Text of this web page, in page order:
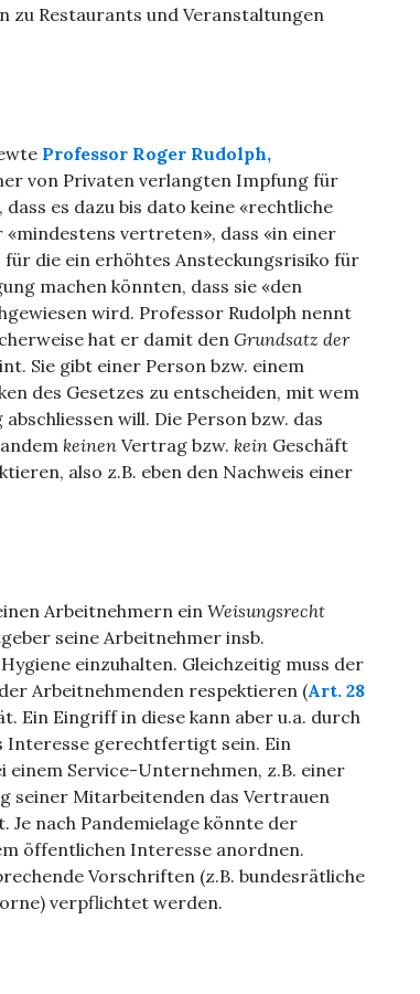
Restaurants und Veranstaltungen
Professor Roger Rudolph,
von Privaten verlangten Impfung für
es dazu bis dato keine «rechtliche
«mindestens vertreten», dass «in einer
die ein erhöhtes Ansteckungsrisiko für
machen könnten, dass sie «den
wird. Professor Rudolph nennt
hat er damit den Grundsatz der
Sie gibt einer Person bzw. einem
des Gesetzes zu entscheiden, mit wem
will. Die Person bzw. das
keinen Vertrag bzw. kein Geschäft
also z.B. eben den Nachweis einer
Arbeitnehmern einWeisungsrecht
seine Arbeitnehmer insb.
einzuhalten. Gleichzeitig muss der
Arbeitnehmenden respektieren (Art. 28
Ein Eingriff in diese kann aber u.a. durch
Interesse gerechtfertigt sein. Ein
einem Service-Unternehmen, z.B. einer
seiner Mitarbeitenden das Vertrauen
nach Pandemielage könnte der
öffentlichen Interesse anordnen.
Vorschriften (z.B. bundesrätliche
verpflichtet werden.